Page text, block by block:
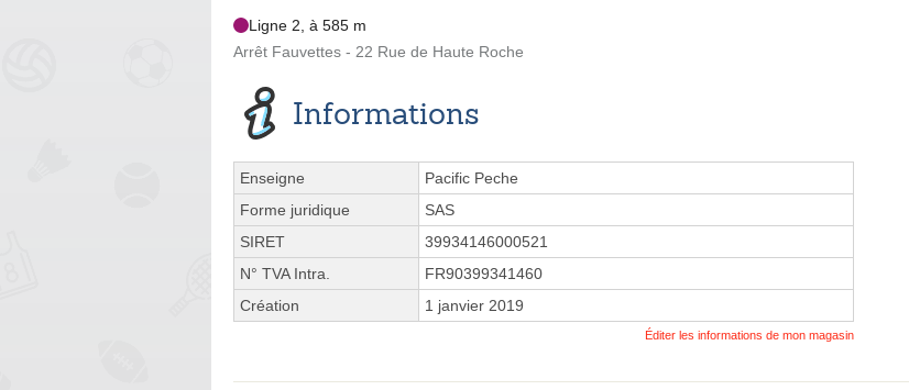
Ligne 2, à 585 m
Arrêt Fauvettes - 22 Rue de Haute Roche
Informations
Enseigne
Pacific Peche
Forme juridique
SAS
SIRET
39934146000521
N° TVA Intra.
FR90399341460
Création
1 janvier 2019
Éditer les informations de mon magasin